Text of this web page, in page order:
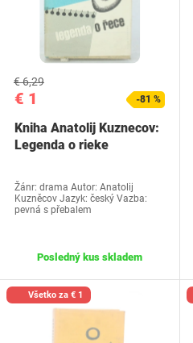
€ 1
€ 6,29
-81 %
Kniha Anatolij Kuznecov:
Legenda o rieke
Žánr: drama Autor: Anatolij
Kuzněcov Jazyk: český Vazba:
pevná s přebalem
Posledný kus skladem
Všetko za € 1